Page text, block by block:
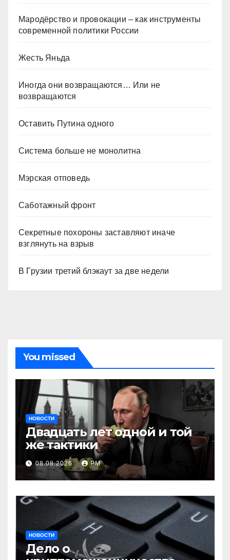
Мародёрство и провокации – как инструменты
современной политики России
Жесть Яньда
Иногда они возвращаются… Или не
возвращаются
Оставить Путина одного
Система больше не монолитна
Мэрская отповедь
Саботажный фронт
Секретные похороны заставляют иначе
взглянуть на взрыв
В Грузии третий блэкаут за две недели
You missed
НОВОСТИ
Двадцать лет одной и той
же тактики
08.08.2026 РМ
НОВОСТИ
Дело о